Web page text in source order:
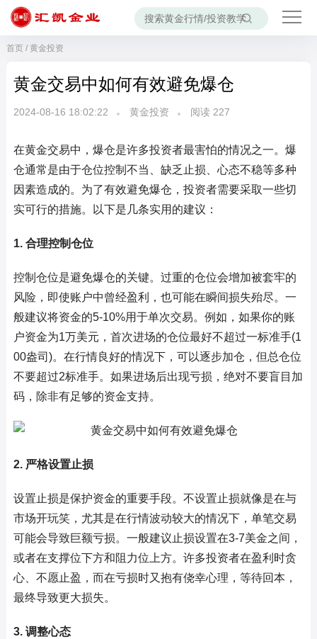
首页/ 黄金投资
黄金交易中如何有效避免爆仓
2024-08-16 18:02:22 黄金投资 阅读 227
在黄金交易中，爆仓是许多投资者最害怕的情况之一。爆
仓通常是由于仓位控制不当、缺乏止损、心态不稳等多种
因素造成的。为了有效避免爆仓，投资者需要采取一些切
实可行的措施。以下是几条实用的建议：
1. 合理控制仓位
控制仓位是避免爆仓的关键。过重的仓位会增加被套牢的
风险，即使账户中曾经盈利，也可能在瞬间损失殆尽。一
般建议将资金的5-10%用于单次交易。例如，如果你的账
户资金为1万美元，首次进场的仓位最好不超过一标准手(1
00盎司)。在行情良好的情况下，可以逐步加仓，但总仓位
不要超过2标准手。如果进场后出现亏损，绝对不要盲目加
码，除非有足够的资金支持。
2. 严格设置止损
设置止损是保护资金的重要手段。不设置止损就像是在与
市场开玩笑，尤其是在行情波动较大的情况下，单笔交易
可能会导致巨额亏损。一般建议止损设置在3-7美金之间，
或者在支撑位下方和阻力位上方。许多投资者在盈利时贪
心、不愿止盈，而在亏损时又抱有侥幸心理，等待回本，
最终导致更大损失。
3. 调整心态